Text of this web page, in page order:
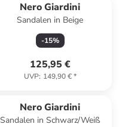
Nero Giardini
Sandalen in Beige
-15%
125,95 €
UVP: 149,90 €*
Nero Giardini
Sandalen in Schwarz/Weiß